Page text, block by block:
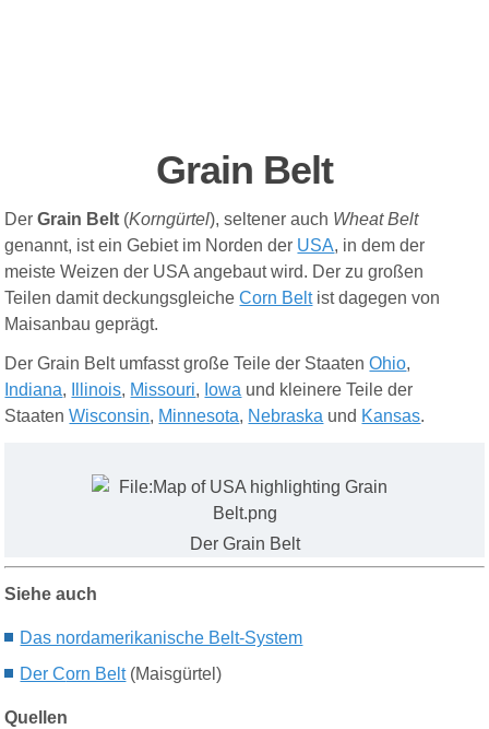
Grain Belt
DerGrain Belt (Korngürtel), seltener auch Wheat Belt
genannt, ist ein Gebiet im Norden der USA, in dem der
meiste Weizen der USA angebaut wird. Der zu großen
Teilen damit deckungsgleicheCorn Beltist dagegen von
Maisanbau geprägt.
Der Grain Belt umfasst große Teile der StaatenOhio,
Indiana, Illinois, Missouri, Iowa und kleinere Teile der
StaatenWisconsin, Minnesota, Nebraska und Kansas.
Der Grain Belt
Siehe auch
Das nordamerikanische Belt-System
Der Corn Belt(Maisgürtel)
Quellen